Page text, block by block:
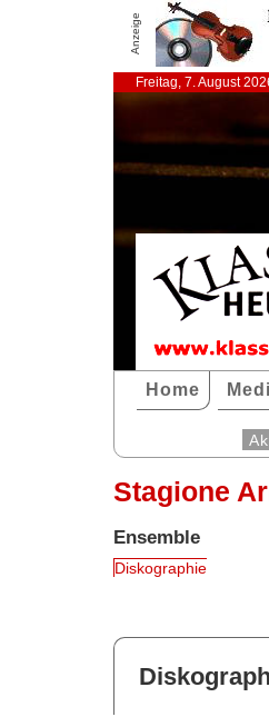
Anzeige
Freitag, 7. August
Home
Stagione
Ensemble
Diskographie